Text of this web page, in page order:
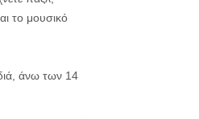
το μουσικό
άνω των 14